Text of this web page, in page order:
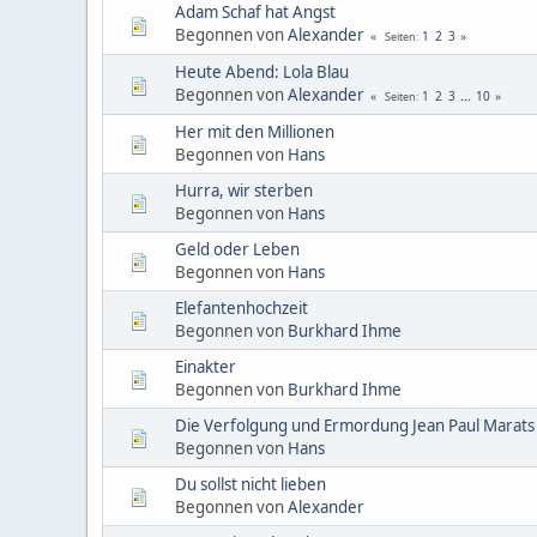
Adam Schaf hat Angst
Begonnen vonAlexander Seiten 1 2 3
Heute Abend: Lola Blau
Begonnen vonAlexander Seiten 1 2 3 ... 10
Her mit den Millionen
Begonnen von Hans
Hurra, wir sterben
Begonnen von Hans
Geld oder Leben
Begonnen von Hans
Elefantenhochzeit
Begonnen von Burkhard Ihme
Einakter
Begonnen von Burkhard Ihme
Die Verfolgung und Ermordung Jean Paul Marats
Begonnen von Hans
Du sollst nicht lieben
Begonnen vonAlexander